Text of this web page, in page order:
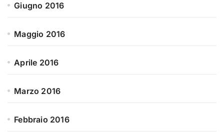
Giugno 2016
Maggio 2016
Aprile 2016
Marzo 2016
Febbraio 2016